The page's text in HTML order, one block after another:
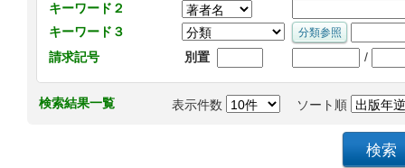
キーワード２
キーワード３
請求記号
別置 /
検索結果一覧 表示件数 ソート順